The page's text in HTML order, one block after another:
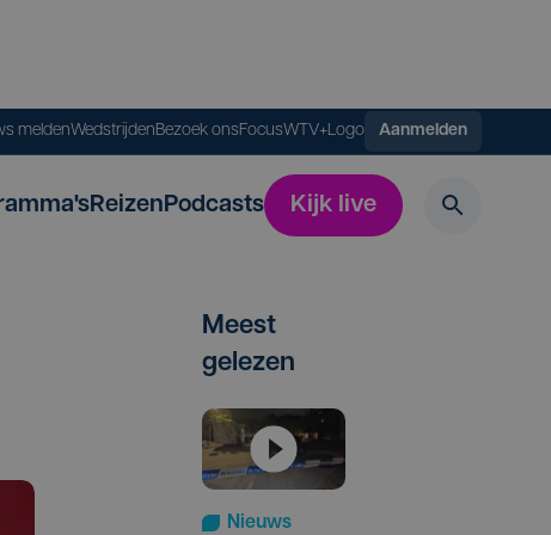
meldenWedstrijdenBezoek onsFocusWTV+Logo Aanmelden
ReizenPodcasts Kijk live
Meest
gelezen
Nieuws